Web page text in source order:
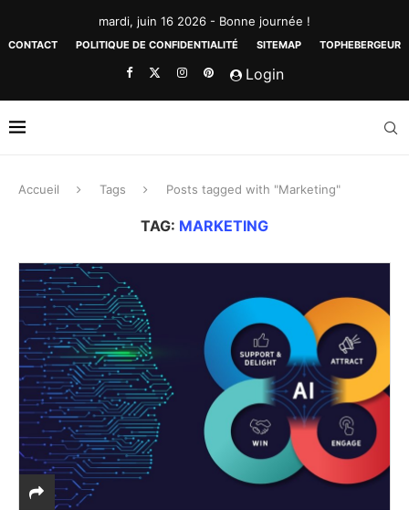
mardi, juin 16 2026 - Bonne journée !
CONTACT POLITIQUE DE CONFIDENTIALITÉ SITEMAP TOPHEBERGEUR
Login
Accueil Tags Posts tagged with "Marketing"
TAG: MARKETING